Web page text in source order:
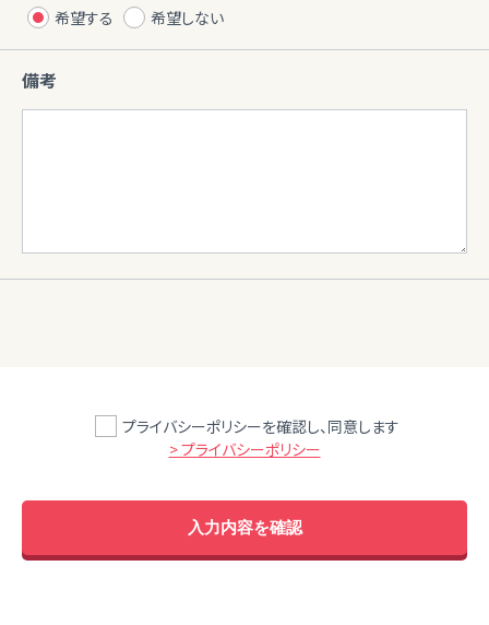
希望する 希望しない
備考
プライバシーポリシーを確認し、同意します
> プライバシーポリシー
入力内容を確認